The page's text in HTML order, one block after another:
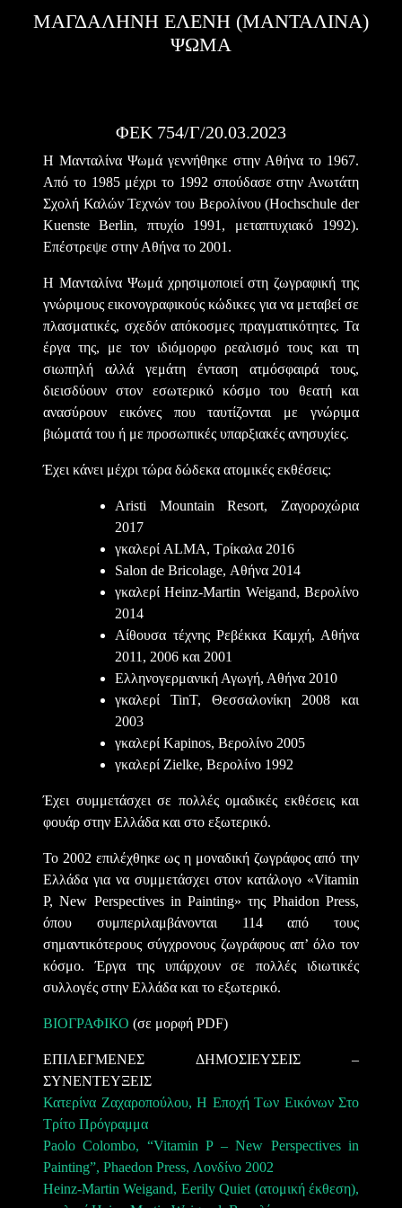
ΜΑΓΔΑΛΗΝΗ ΕΛΕΝΗ (ΜΑΝΤΑΛΙΝΑ)
ΨΩΜΑ
ΦΕΚ 754/Γ/20.03.2023
Η Μανταλίνα Ψωμά γεννήθηκε στην Αθήνα το 1967.
Από το 1985 μέχρι το 1992 σπούδασε στην Ανωτάτη
Σχολή Καλών Τεχνών του Βερολίνου (Hochschule der
Kuenste Berlin, πτυχίο 1991, μεταπτυχιακό 1992).
Επέστρεψε στην Αθήνα το 2001.
Η Μανταλίνα Ψωμά χρησιμοποιεί στη ζωγραφική της
γνώριμους εικονογραφικούς κώδικες για να μεταβεί σε
πλασματικές, σχεδόν απόκοσμες πραγματικότητες. Τα
έργα της, με τον ιδιόμορφο ρεαλισμό τους και τη
σιωπηλή αλλά γεμάτη ένταση ατμόσφαιρά τους,
διεισδύουν στον εσωτερικό κόσμο του θεατή και
ανασύρουν εικόνες που ταυτίζονται με γνώριμα
βιώματά του ή με προσωπικές υπαρξιακές ανησυχίες.
Έχει κάνει μέχρι τώρα δώδεκα ατομικές εκθέσεις:
Aristi Mountain Resort, Ζαγοροχώρια
2017
γκαλερί ALMA, Τρίκαλα 2016
Salon de Bricolage, Αθήνα 2014
γκαλερί Heinz-Martin Weigand, Βερολίνο
2014
Αίθουσα τέχνης Ρεβέκκα Καμχή, Αθήνα
2011, 2006 και 2001
Ελληνογερμανική Αγωγή, Αθήνα 2010
γκαλερί TinΤ, Θεσσαλονίκη 2008 και
2003
γκαλερί Κapinos, Βερολίνο 2005
γκαλερί Zielke, Βερολίνο 1992
Έχει συμμετάσχει σε πολλές ομαδικές εκθέσεις και
φουάρ στην Ελλάδα και στο εξωτερικό.
Το 2002 επιλέχθηκε ως η μοναδική ζωγράφος από την
Ελλάδα για να συμμετάσχει στον κατάλογο «Vitamin
P, New Perspectives in Painting» της Phaidon Press,
όπου συμπεριλαμβάνονται 114 από τους
σημαντικότερους σύγχρονους ζωγράφους απ’ όλο τον
κόσμο. Έργα της υπάρχουν σε πολλές ιδιωτικές
συλλογές στην Ελλάδα και το εξωτερικό.
ΒΙΟΓΡΑΦΙΚΟ (σε μορφή PDF)
ΕΠΙΛΕΓΜΕΝΕΣ ΔΗΜΟΣΙΕΥΣΕΙΣ –
ΣΥΝΕΝΤΕΥΞΕΙΣ
Κατερίνα Ζαχαροπούλου, Η Εποχή Των Εικόνων Στο
Τρίτο Πρόγραμμα
Paolo Colombo, “Vitamin P – New Perspectives in
Painting”, Phaedon Press, Λονδίνο 2002
Heinz-Martin Weigand, Eerily Quiet (ατομική έκθεση),